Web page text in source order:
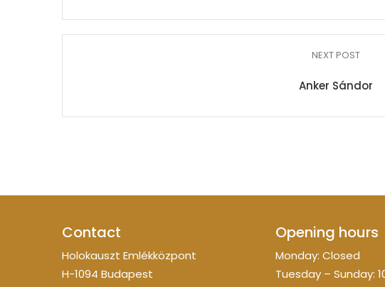
NEXT POST
Anker Sándor
Contact
Holokauszt Emlékközpont
H-1094 Budapest
Opening hours
Monday: Closed
Tuesday – Sunday: